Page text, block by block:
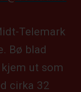
Telemark
Bø blad
ut som
cirka 32